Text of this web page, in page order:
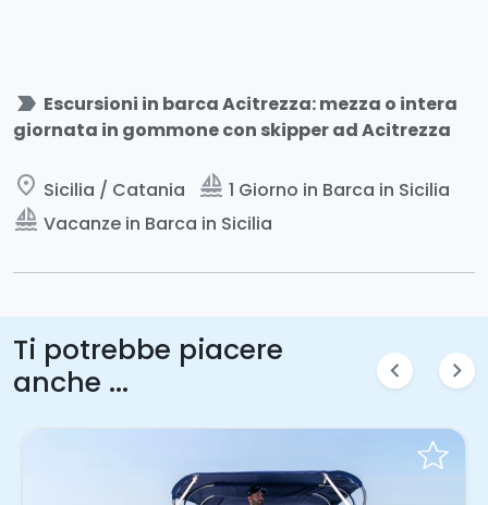
label_important Escursioni in barca Acitrezza: mezza o intera
giornata in gommone con skipper ad Acitrezza
place Sicilia / Catania sailing 1 Giorno in Barca in Sicilia
sailing Vacanze in Barca in Sicilia
Ti potrebbe piacere
anche ...
chevron_left chevron_right